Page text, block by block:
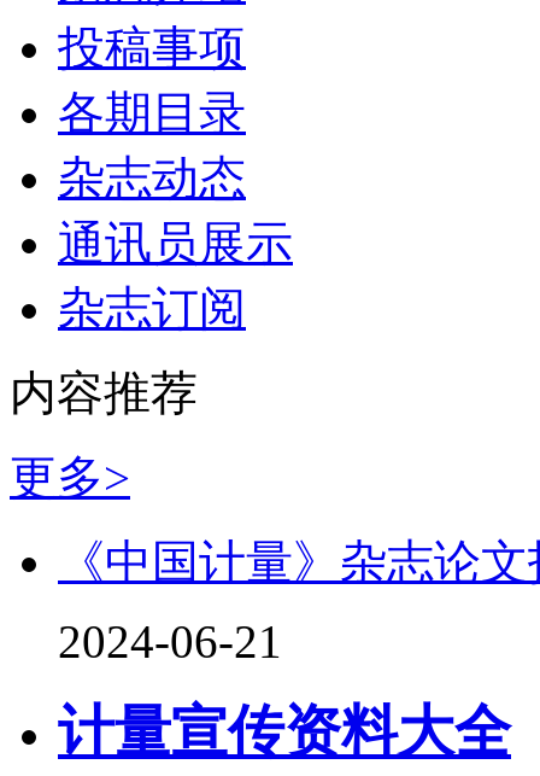
投稿事项
各期目录
杂志动态
通讯员展示
杂志订阅
内容推荐
更多>
《中国计量》杂志论
2024-06-21
计量宣传资料大全